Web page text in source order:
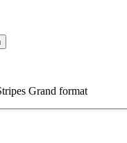
Grand format